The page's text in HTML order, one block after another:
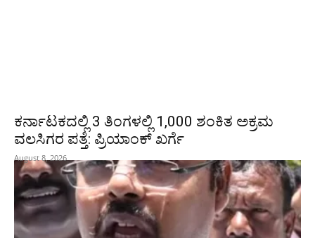
ಕರ್ನಾಟಕದಲ್ಲಿ 3 ತಿಂಗಳಲ್ಲಿ 1,000 ಶಂಕಿತ ಅಕ್ರಮ
ವಲಸಿಗರ ಪತ್ತೆ: ಪ್ರಿಯಾಂಕ್‌ ಖರ್ಗೆ
August 8, 2026